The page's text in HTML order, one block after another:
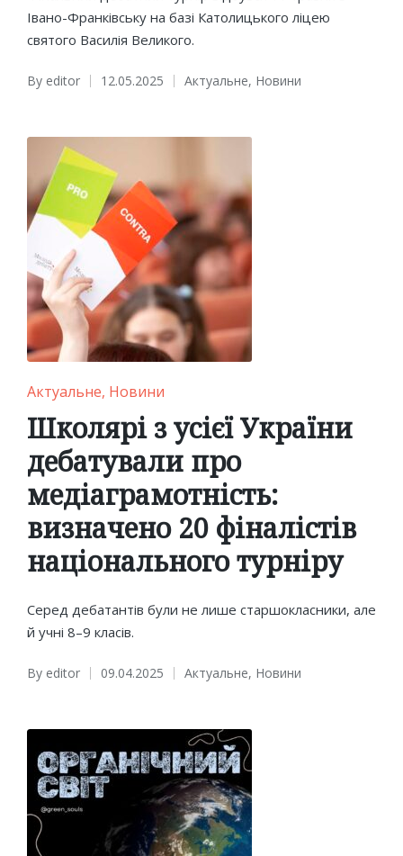
Івано-Франківську на базі Католицького ліцею
святого Василія Великого.
Posted
By editor 12.05.2025
Posted
Актуальне, Новини
Posted
in
Актуальне Новини
Школярі з усієї України
дебатували про
медіаграмотність:
визначено 20 фіналістів
національного турніру
Серед дебатантів були не лише старшокласники, але
й учні 8–9 класів.
Posted
By editor 09.04.2025
Posted
Актуальне, Новини